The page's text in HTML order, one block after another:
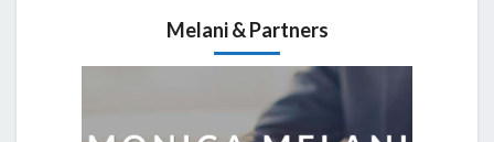
Melani & Partners